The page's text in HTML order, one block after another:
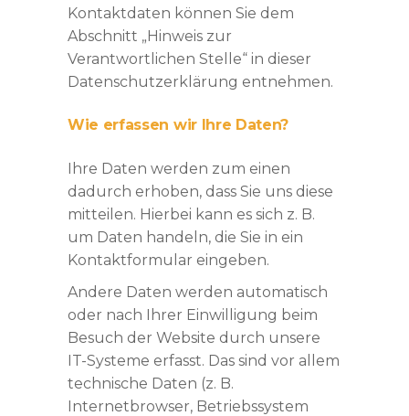
Kontaktdaten können Sie dem
Abschnitt „Hinweis zur
Verantwortlichen Stelle“ in dieser
Datenschutzerklärung entnehmen.
Wie erfassen wir Ihre Daten?
Ihre Daten werden zum einen
dadurch erhoben, dass Sie uns diese
mitteilen. Hierbei kann es sich z. B.
um Daten handeln, die Sie in ein
Kontaktformular eingeben.
Andere Daten werden automatisch
oder nach Ihrer Einwilligung beim
Besuch der Website durch unsere
IT-Systeme erfasst. Das sind vor allem
technische Daten (z. B.
Internetbrowser, Betriebssystem